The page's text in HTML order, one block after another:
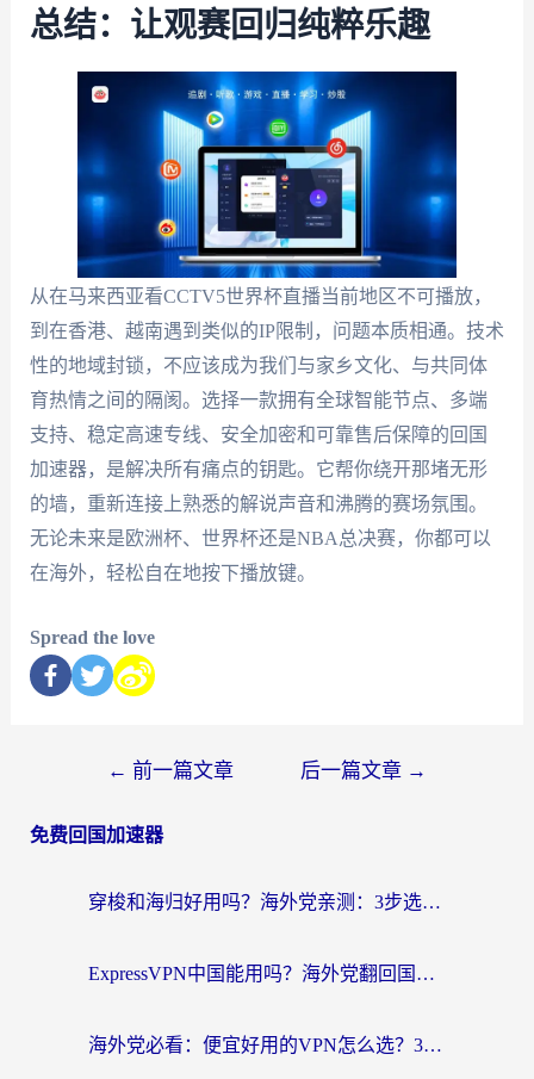
总结：让观赛回归纯粹乐趣
从在马来西亚看CCTV5世界杯直播当前地区不可播放，
到在香港、越南遇到类似的IP限制，问题本质相通。技术
性的地域封锁，不应该成为我们与家乡文化、与共同体
育热情之间的隔阂。选择一款拥有全球智能节点、多端
支持、稳定高速专线、安全加密和可靠售后保障的回国
加速器，是解决所有痛点的钥匙。它帮你绕开那堵无形
的墙，重新连接上熟悉的解说声音和沸腾的赛场氛围。
无论未来是欧洲杯、世界杯还是NBA总决赛，你都可以
在海外，轻松自在地按下播放键。
Spread the love
← 前一篇文章 后一篇文章 →
免费回国加速器
穿梭和海归好用吗？海外党亲测：3步选对回国加速器，无缝刷国内剧玩手游
ExpressVPN中国能用吗？海外党翻回国内的加速器选择指南（附番茄加速器实测）
海外党必看：便宜好用的VPN怎么选？3步解决回国访问难题+Steam改区技巧